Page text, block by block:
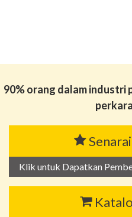
90% orang dalam industri
Klik untuk Dapatkan